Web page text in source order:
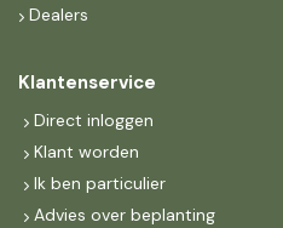
Dealers
Klantenservice
Direct inloggen
Klant worden
Ik ben particulier
Advies over beplanting